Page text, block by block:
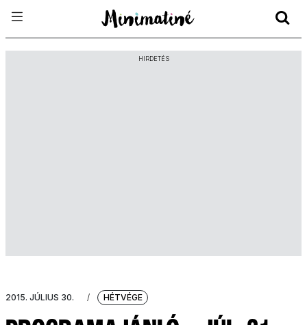
HIRDETÉS
2015. JÚLIUS 30. / HÉTVÉGE